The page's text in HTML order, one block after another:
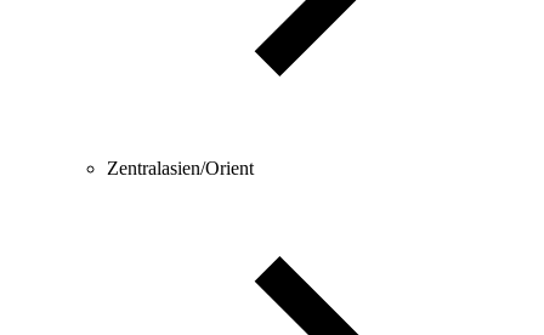
Zentralasien/Orient